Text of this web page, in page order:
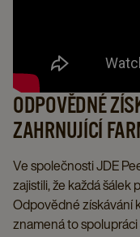
ODPOVĚDNÉ
ZAHRNUJÍCÍ
Ve společnosti JDE
zajistili, že každá
Odpovědné získávání
znamená to